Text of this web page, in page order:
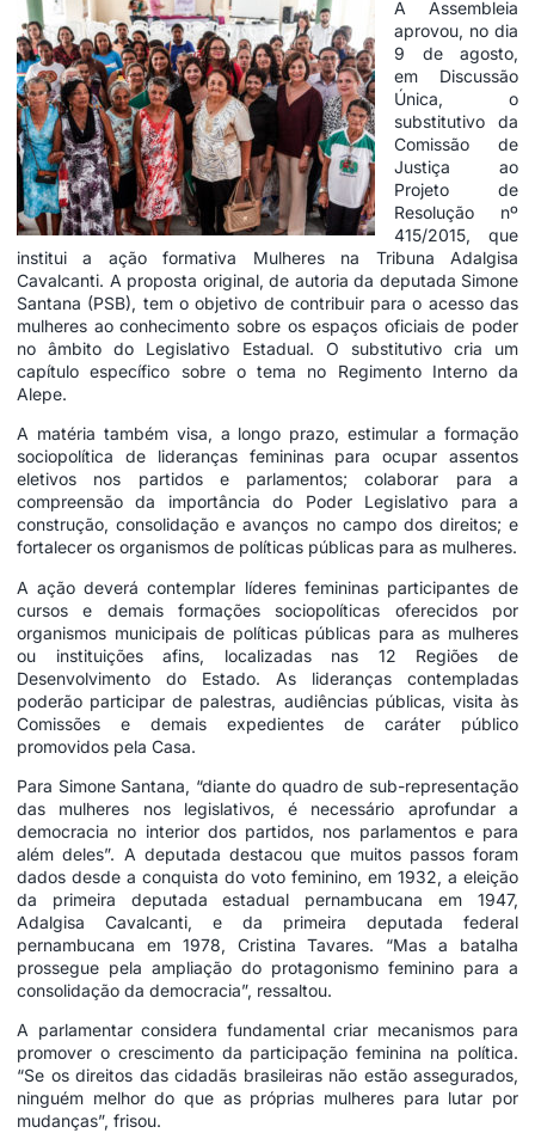
A Assembleia
aprovou, no dia
9 de agosto,
em Discussão
Única, o
substitutivo da
Comissão de
Justiça ao
Projeto de
Resolução nº
415/2015, que
institui a ação formativa Mulheres na Tribuna Adalgisa
Cavalcanti. A proposta original, de autoria da deputada Simone
Santana (PSB), tem o objetivo de contribuir para o acesso das
mulheres ao conhecimento sobre os espaços oficiais de poder
no âmbito do Legislativo Estadual. O substitutivo cria um
capítulo específico sobre o tema no Regimento Interno da
Alepe.
A matéria também visa, a longo prazo, estimular a formação
sociopolítica de lideranças femininas para ocupar assentos
eletivos nos partidos e parlamentos; colaborar para a
compreensão da importância do Poder Legislativo para a
construção, consolidação e avanços no campo dos direitos; e
fortalecer os organismos de políticas públicas para as mulheres.
A ação deverá contemplar líderes femininas participantes de
cursos e demais formações sociopolíticas oferecidos por
organismos municipais de políticas públicas para as mulheres
ou instituições afins, localizadas nas 12 Regiões de
Desenvolvimento do Estado. As lideranças contempladas
poderão participar de palestras, audiências públicas, visita às
Comissões e demais expedientes de caráter público
promovidos pela Casa.
Para Simone Santana, “diante do quadro de sub-representação
das mulheres nos legislativos, é necessário aprofundar a
democracia no interior dos partidos, nos parlamentos e para
além deles”. A deputada destacou que muitos passos foram
dados desde a conquista do voto feminino, em 1932, a eleição
da primeira deputada estadual pernambucana em 1947,
Adalgisa Cavalcanti, e da primeira deputada federal
pernambucana em 1978, Cristina Tavares. “Mas a batalha
prossegue pela ampliação do protagonismo feminino para a
consolidação da democracia”, ressaltou.
A parlamentar considera fundamental criar mecanismos para
promover o crescimento da participação feminina na política.
“Se os direitos das cidadãs brasileiras não estão assegurados,
ninguém melhor do que as próprias mulheres para lutar por
mudanças”, frisou.